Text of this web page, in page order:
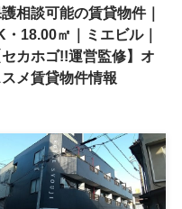
相談可能の賃貸物件｜
・18.00㎡｜ミエビル｜
セカホゴ!!運営監修】オ
スメ賃貸物件情報